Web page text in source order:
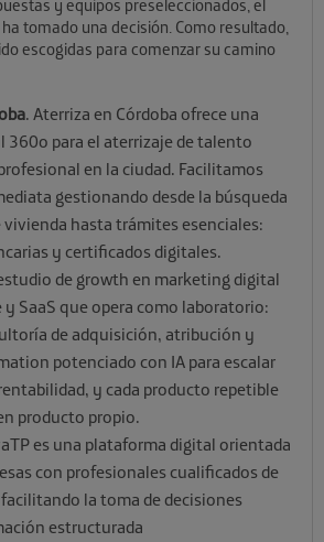
y equipos preseleccionados, el
tomado una decisión. Como resultado,
escogidas para comenzar su camino
. Aterriza en Córdoba ofrece una
360o para el aterrizaje de talento
en la ciudad. Facilitamos
gestionando desde la búsqueda
hasta trámites esenciales:
y certificados digitales.
de growth en marketing digital
y SaaS que opera como laboratorio:
de adquisición, atribución y
potenciado con IA para escalar
y cada producto repetible
producto propio.
es una plataforma digital orientada
con profesionales cualificados de
la toma de decisiones
estructurada